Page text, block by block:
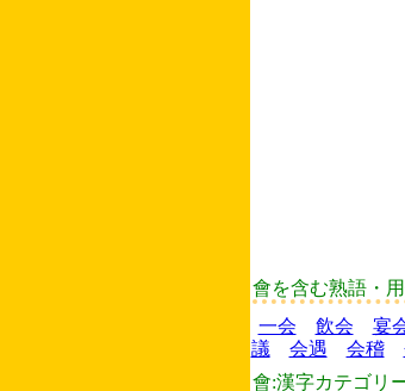
會を含む熟語・
一会
飲会 宴
議
会遇 会稽
會:漢字カテゴリ